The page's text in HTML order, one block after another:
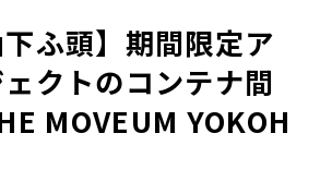
下ふ頭】期間限定ア
クトのコンテナ間
MOVEUM YOKOH